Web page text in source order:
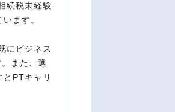
続税未経験
ます。
にビジネス
また、選
PTキャリ